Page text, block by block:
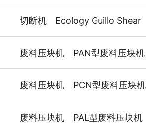
切断机 Ecology Guillo Shear
废料压块机 PAN型废料压块机
废料压块机 PCN型废料压块机
废料压块机 PAL型废料压块机